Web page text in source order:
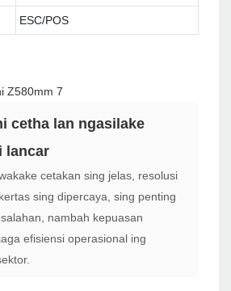
ESC/POS
cetha lan ngasilake
lancar
cetakan sing jelas, resolusi
sing dipercaya, sing penting
nambah kepuasan
efisiensi operasional ing